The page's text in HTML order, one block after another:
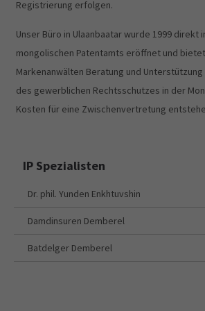
Registrierung erfolgen.
Unser Büro in Ulaanbaatar wurde 1999 direkt
mongolischen Patentamts eröffnet und
Markenanwälten Beratung und
des gewerblichen Rechtsschutzes in der
Kosten für eine Zwischenvertretung
IP Spezialisten
Dr. phil. Yunden Enkhtuvshin
Damdinsuren Demberel
Batdelger Demberel